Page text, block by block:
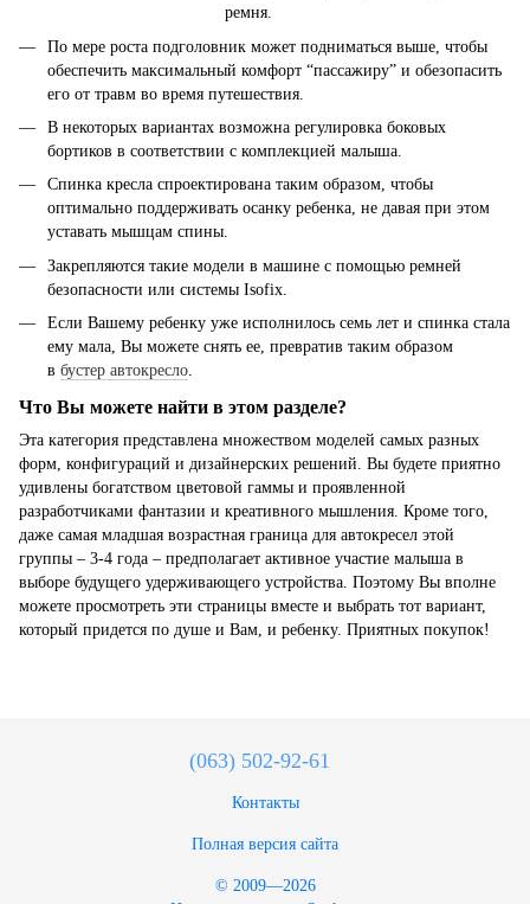
ремня.
По мере роста подголовник может подниматься выше, чтобы
обеспечить максимальный комфорт “пассажиру” и обезопасить
его от травм во время путешествия.
В некоторых вариантах возможна регулировка боковых
бортиков в соответствии с комплекцией малыша.
Спинка кресла спроектирована таким образом, чтобы
оптимально поддерживать осанку ребенка, не давая при этом
уставать мышцам спины.
Закрепляются такие модели в машине с помощью ремней
безопасности или системы Isofix.
Если Вашему ребенку уже исполнилось семь лет и спинка стала
ему мала, Вы можете снять ее, превратив таким образом
в бустер автокресло.
Что Вы можете найти в этом разделе?
Эта категория представлена множеством моделей самых разных
форм, конфигураций и дизайнерских решений. Вы будете приятно
удивлены богатством цветовой гаммы и проявленной
разработчиками фантазии и креативного мышления. Кроме того,
даже самая младшая возрастная граница для автокресел этой
группы – 3-4 года – предполагает активное участие малыша в
выборе будущего удерживающего устройства. Поэтому Вы вполне
можете просмотреть эти страницы вместе и выбрать тот вариант,
который придется по душе и Вам, и ребенку. Приятных покупок!
(063) 502-92-61
Контакты
Полная версия сайта
© 2009—2026